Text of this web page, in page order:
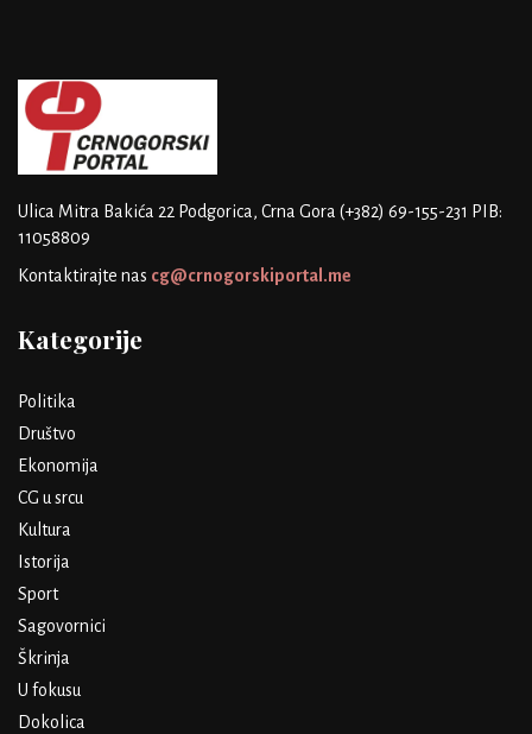
Ulica Mitra Bakića 22 Podgorica, Crna Gora (+382) 69-155-231 PIB:
11058809
Kontaktirajte nas cg@crnogorskiportal.me
Kategorije
Politika
Društvo
Ekonomija
CG u srcu
Kultura
Istorija
Sport
Sagovornici
Škrinja
U fokusu
Dokolica